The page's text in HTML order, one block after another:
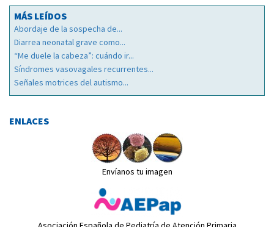
MÁS LEÍDOS
Abordaje de la sospecha de...
Diarrea neonatal grave como...
“Me duele la cabeza”: cuándo ir...
Síndromes vasovagales recurrentes...
Señales motrices del autismo...
ENLACES
Envíanos tu imagen